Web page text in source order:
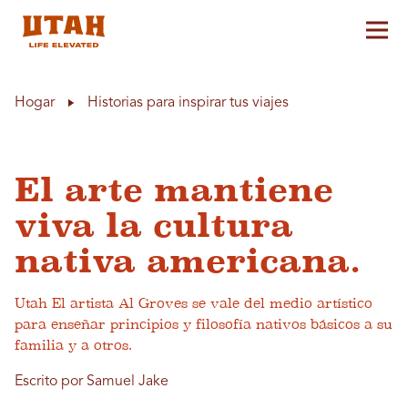
Hogar Historias para inspirar tus viajes
El arte mantiene
viva la cultura
nativa americana.
Utah El artista Al Groves se vale del medio artístico
para enseñar principios y filosofía nativos básicos a su
familia y a otros.
Escrito por Samuel Jake